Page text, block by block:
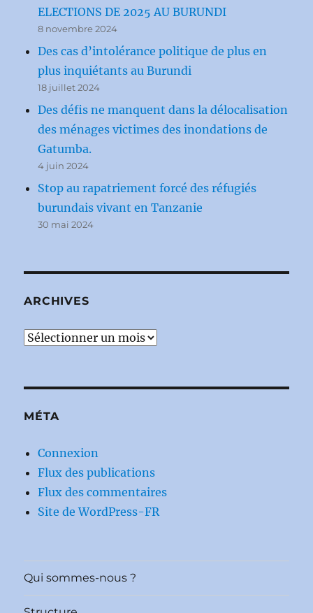
ELECTIONS DE 2025 AU BURUNDI
8 novembre 2024
Des cas d’intolérance politique de plus en
plus inquiétants au Burundi
18 juillet 2024
Des défis ne manquent dans la délocalisation
des ménages victimes des inondations de
Gatumba.
4 juin 2024
Stop au rapatriement forcé des réfugiés
burundais vivant en Tanzanie
30 mai 2024
ARCHIVES
Archives
MÉTA
Connexion
Flux des publications
Flux des commentaires
Site de WordPress-FR
Qui sommes-nous ?